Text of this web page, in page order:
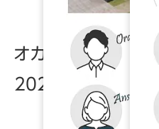
オカムラのオフィ
2026